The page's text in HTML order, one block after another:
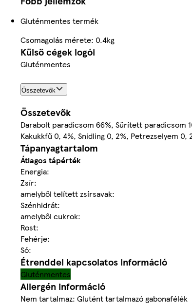
Gluténmentes termék
Csomagolás mérete: 0.4kg
Külső cégek logói
Gluténmentes
Összetevők
Összetevők
Darabolt paradicsom 66%, Sűrített paradicsom
Kakukkfű 0, 4%, Snidling 0, 2%, Petrezselyem
Tápanyagtartalom
Átlagos tápérték
Energia:
Zsír:
amelyből telített zsírsavak:
Szénhidrát:
amelyből cukrok:
Rost:
Fehérje:
Só:
Étrenddel kapcsolatos információ
Gluténmentes
Allergén információ
Nem tartalmaz: Glutént tartalmazó gabonafélék